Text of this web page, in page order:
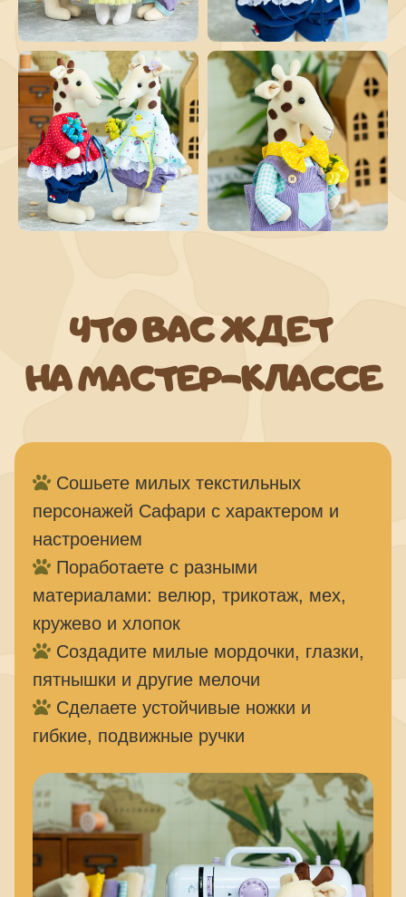
ЧТО ВАС ЖДЕТ
НА МАСТЕР-КЛАССЕ
Сошьете милых текстильных
персонажей Сафари с характером и
настроением
Поработаете с разными
материалами: велюр, трикотаж, мех,
кружево и хлопок
Создадите милые мордочки, глазки,
пятнышки и другие мелочи
Сделаете устойчивые ножки и
гибкие, подвижные ручки